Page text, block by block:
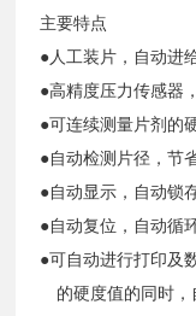
主要特点
●人工装片，自动进
●高精度压力传感器
●可连续测量片剂的
●自动检测片径，节
●自动显示，自动锁
●自动复位，自动循
●可自动进行打印及
的硬度值的同时，